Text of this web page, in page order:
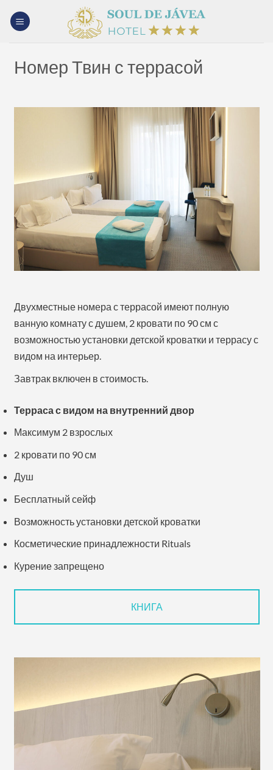
Номер Твин с террасой
Двухместные номера с террасой имеют полную
ванную комнату с душем, 2 кровати по 90 см с
возможностью установки детской кроватки и террасу с
видом на интерьер.
Завтрак включен в стоимость.
Терраса с видом на внутренний двор
Максимум 2 взрослых
2 кровати по 90 см
Душ
Бесплатный сейф
Возможность установки детской кроватки
Косметические принадлежности Rituals
Курение запрещено
КНИГА